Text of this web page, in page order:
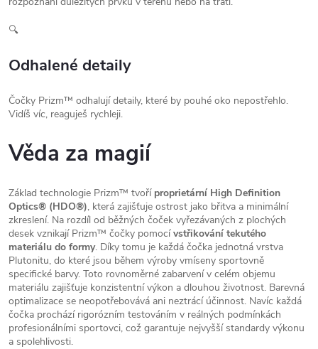
🔍
Odhalené detaily
Čočky Prizm™ odhalují detaily, které by pouhé oko nepostřehlo.
Vidíš víc, reaguješ rychleji.
Věda za magií
Základ technologie Prizm™ tvoří proprietární High Definition
Optics® (HDO®), která zajišťuje ostrost jako břitva a minimální
zkreslení. Na rozdíl od běžných čoček vyřezávaných z plochých
desek vznikají Prizm™ čočky pomocívstřikování tekutého
materiálu do formy. Díky tomu je každá čočka jednotná vrstva
Plutonitu, do které jsou během výroby vmíseny sportovně
specifické barvy. Toto rovnoměrné zabarvení v celém objemu
materiálu zajišťuje konzistentní výkon a dlouhou životnost. Barevná
optimalizace se neopotřebovává ani neztrácí účinnost. Navíc každá
čočka prochází rigorózním testováním v reálných podmínkách
profesionálními sportovci, což garantuje nejvyšší standardy výkonu
a spolehlivosti.